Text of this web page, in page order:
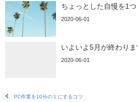
ちょっとした自慢を1つ
2020-06-01
いよいよ5月が終わりま
2020-06-01
PC作業を10分の１にするコツ